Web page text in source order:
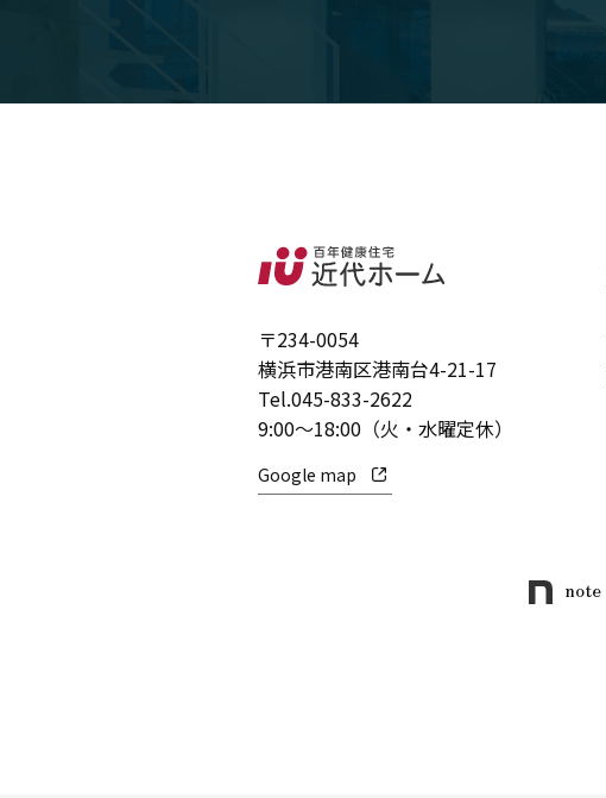
〒234-0054
横浜市港南区港南台4-21-17
Tel.045-833-2622
9:00～18:00（火・水曜定休）
Google map
note